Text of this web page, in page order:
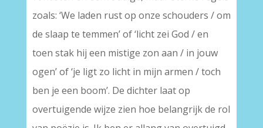
zoals: ‘We laden rust op onze schouders / om
de slaap te temmen’ of ‘licht zei God / en
toen stak hij een mistige zon aan / in jouw
ogen’ of ‘je ligt zo licht in mijn armen / toch
ben je een boom’. De dichter laat op
overtuigende wijze zien hoe belangrijk de rol